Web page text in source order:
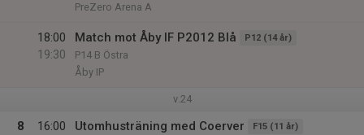
PreZero Arena A
18:00
19:30
Match mot Åby IF P2012 Blå P12 (14 år)
P14 B Östra
Åby IP
v.24
8
16:00
Utomhusträning med Coerver F15 (11 år)